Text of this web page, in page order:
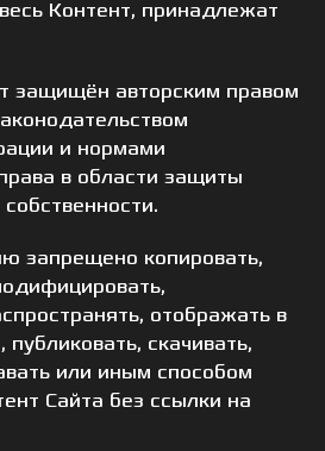
Контент, принадлежат
защищён авторским правом
и нормами
в области защиты
запрещено копировать,
отображать в
скачивать,
или иным способом
Сайта без ссылки на